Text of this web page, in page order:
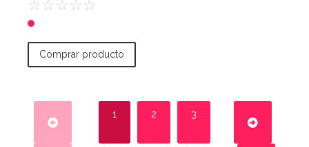
☆☆☆☆☆
Comprar producto
1 2 3